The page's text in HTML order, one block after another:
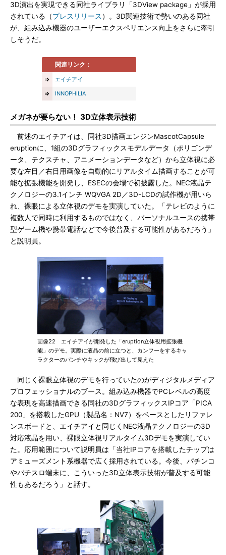
3D演出を実現できる同社ライブラリ「3DView package」が採用
されている（プレスリリース ）。3D関連技術で勢いのある同社
が、組み込み機器のユーザーエクスペリエンス向上をさらに牽引
しそうだ。
関連リンク：
⇒
エイチアイ
⇒
INNOPHILIA
メガネが要らない！ 3D立体表示技術
前述のエイチアイは、同社3D描画エンジンMascotCapsule
eruptionに、1組の3Dグラフィックスモデルデータ（ポリゴンデ
ータ、テクスチャ、アニメーションデータなど）から立体視に必
要な左目／右目用画像を自動的にリアルタイム描画することが可
能な拡張機能を開発し、ESECの会場で初披露した。NEC液晶テ
クノロジーの3.1インチ WQVGA 2D／3D-LCDの試作機が用いら
れ、裸眼による立体視のデモを実演していた。「テレビのように
複数人で同時に利用するものではなく、パーソナルユースの携帯
型ゲーム機や携帯電話などで今後普及する可能性があるだろう」
と説明員。
画像22 エイチアイが開発した「eruption立体視用拡張機
能」のデモ。実際に液晶の前に立つと、カンフーをするキャ
ラクターのパンチやキックが飛び出して見えた
同じく裸眼立体視のデモを行っていたのがディジタルメディア
プロフェッショナルのブース。組み込み機器でPCレベルの高度
な表現を高速描画できる同社の3DグラフィックスIPコア「PICA
200」を搭載したGPU（製品名：NV7）をベースとしたリファレ
ンスボードと、エイチアイと同じくNEC液晶テクノロジーの3D
対応液晶を用い、裸眼立体視リアルタイム3Dデモを実演してい
た。応用範囲について説明員は「当社IPコアを搭載したチップは
アミューズメント系機器で広く採用されている。今後、パチンコ
やパチスロ端末に、こういった3D立体表示技術が普及する可能
性もあるだろう」と話す。